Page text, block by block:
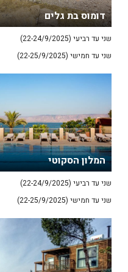
דומוס בת גלים
שני עד רביעי (22-24/9/2025)
שני עד חמישי (22-25/9/2025)
המלון הסקוטי
שני עד רביעי (22-24/9/2025)
שני עד חמישי (22-25/9/2025)